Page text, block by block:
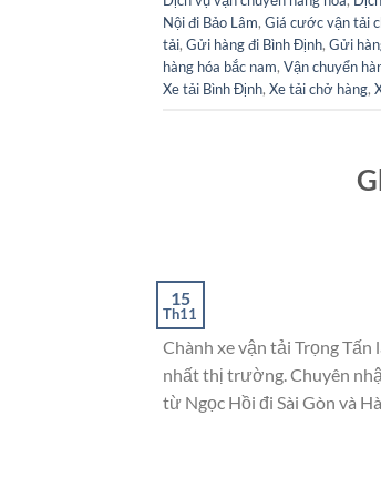
Nội đi Bảo Lâm, Giá cước vận tải
tải, Gửi hàng đi Bình Định, Gửi
hàng hóa bắc nam, Vận chuyển
Xe tải Bình Định, Xe tải chở hàng,
15
Th11
Chành xe vận tải Trọng
nhất thị trường. Chuyên
từ Ngọc Hồi đi Sài Gòn và